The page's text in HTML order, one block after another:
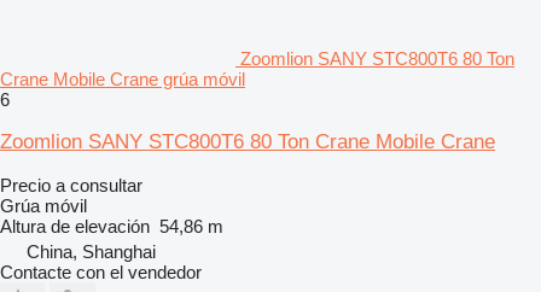
Zoomlion SANY STC800T6 80 Ton
Crane Mobile Crane grúa móvil
6
Zoomlion SANY STC800T6 80 Ton Crane Mobile Crane
Precio a consultar
Grúa móvil
Altura de elevación 54,86 m
China, Shanghai
Contacte con el vendedor